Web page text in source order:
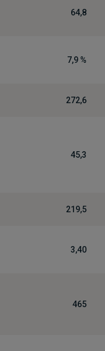
64,8
7,9 %
272,6
45,3
219,5
3,40
465